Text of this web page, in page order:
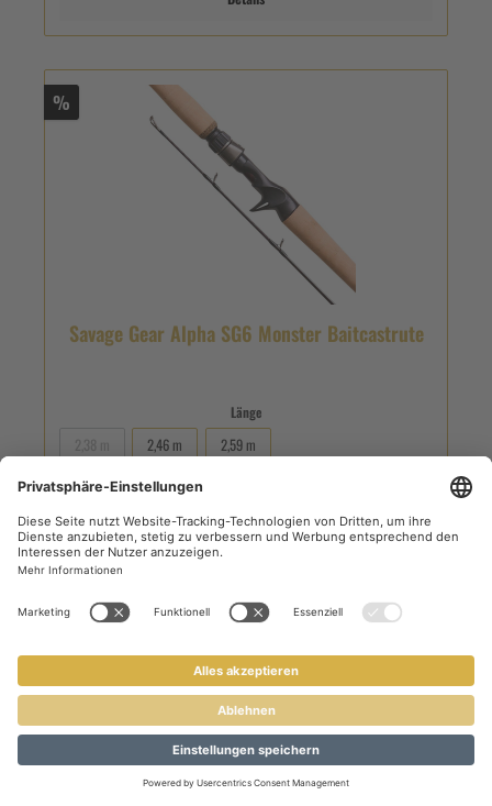
%
Savage Gear Alpha SG6 Monster Baitcastrute
Länge
2,38 m 2,46 m 2,59 m
60 - 120 g 110 - 220 g 120 - 250 g
150 - 300 g
200 - 600 g
151,03 €* 188,79 €*(20% gespart)
Details